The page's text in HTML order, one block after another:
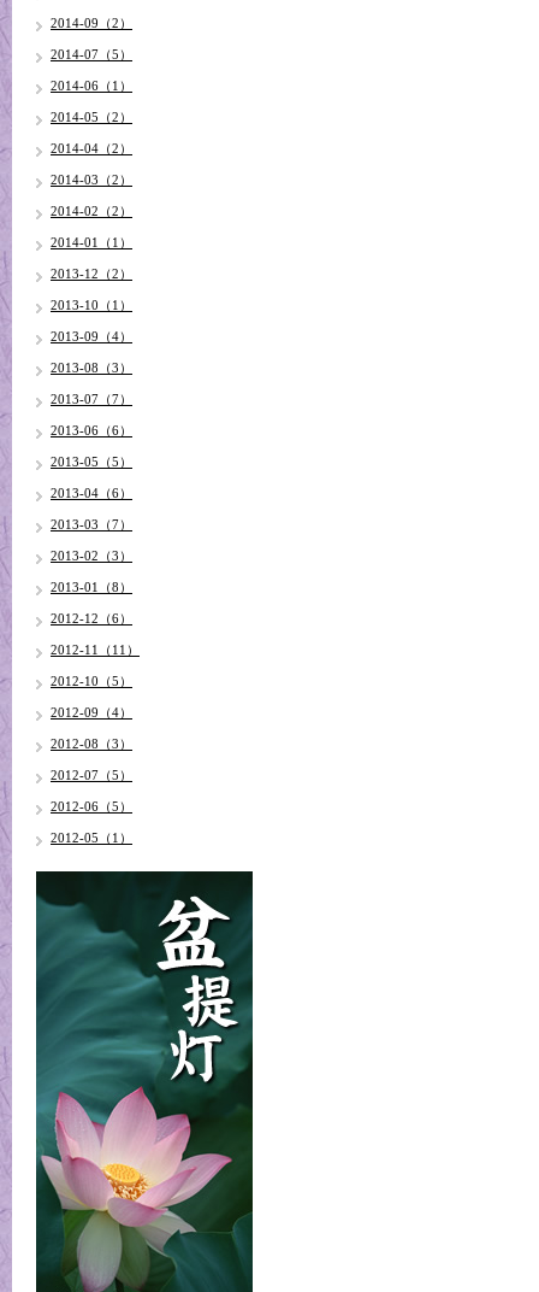
2014-09（2）
2014-07（5）
2014-06（1）
2014-05（2）
2014-04（2）
2014-03（2）
2014-02（2）
2014-01（1）
2013-12（2）
2013-10（1）
2013-09（4）
2013-08（3）
2013-07（7）
2013-06（6）
2013-05（5）
2013-04（6）
2013-03（7）
2013-02（3）
2013-01（8）
2012-12（6）
2012-11（11）
2012-10（5）
2012-09（4）
2012-08（3）
2012-07（5）
2012-06（5）
2012-05（1）